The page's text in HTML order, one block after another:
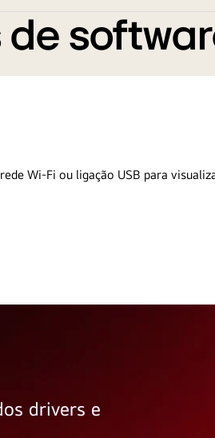
Wi-Fi ou ligação USB para
drivers e